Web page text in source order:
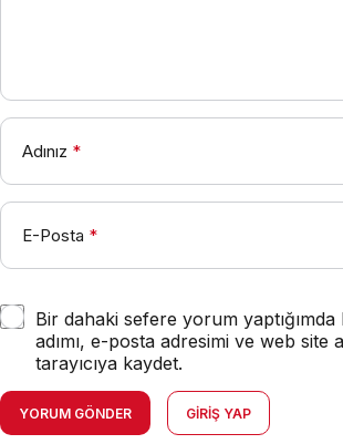
Adınız *
E-Posta *
Bir dahaki sefere yorum
adımı, e-posta adresimi ve web site
tarayıcıya kaydet.
YORUM GÖNDER GIRIŞ YAP